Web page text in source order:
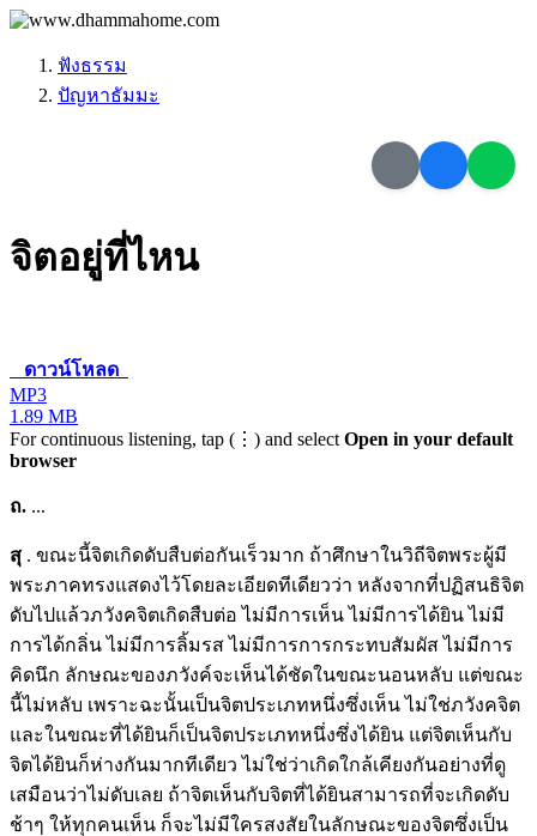
ฟังธรรม
ปัญหาธัมมะ
จิตอยู่ที่ไหน
ดาวน์โหลด
MP3
1.89 MB
For continuous listening, tap (⋮) and select Open in your default
browser
ถ. ...
สุ . ขณะนี้จิตเกิดดับสืบต่อกันเร็วมาก ถ้าศึกษาในวิถีจิตพระผู้มี
พระภาคทรงแสดงไว้โดยละเอียดทีเดียวว่า หลังจากที่ปฏิสนธิจิต
ดับไปแล้วภวังคจิตเกิดสืบต่อ ไม่มีการเห็น ไม่มีการได้ยิน ไม่มี
การได้กลิ่น ไม่มีการลิ้มรส ไม่มีการการกระทบสัมผัส ไม่มีการ
คิดนึก ลักษณะของภวังค์จะเห็นได้ชัดในขณะนอนหลับ แต่ขณะ
นี้ไม่หลับ เพราะฉะนั้นเป็นจิตประเภทหนึ่งซึ่งเห็น ไม่ใช่ภวังคจิต
และในขณะที่ได้ยินก็เป็นจิตประเภทหนึ่งซึ่งได้ยิน แต่จิตเห็นกับ
จิตได้ยินก็ห่างกันมากทีเดียว ไม่ใช่ว่าเกิดใกล้เคียงกันอย่างที่ดู
เสมือนว่าไม่ดับเลย ถ้าจิตเห็นกับจิตที่ได้ยินสามารถที่จะเกิดดับ
ช้าๆ ให้ทุกคนเห็น ก็จะไม่มีใครสงสัยในลักษณะของจิตซึ่งเป็น